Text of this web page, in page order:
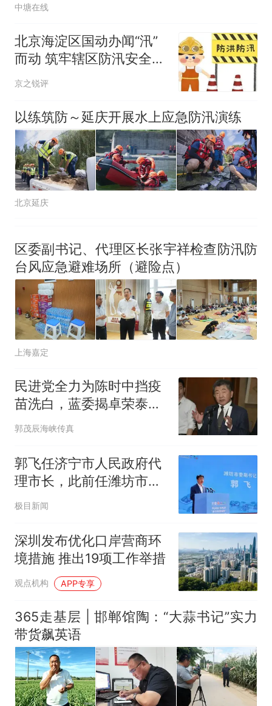
中塘在线
北京海淀区国动办闻“汛”
而动 筑牢辖区防汛安全防
线
京之锐评
以练筑防～延庆开展水上应急防汛演练
北京延庆
区委副书记、代理区长张宇祥检查防汛防
台风应急避难场所（避险点）
上海嘉定
民进党全力为陈时中挡疫
苗洗白，蓝委揭卓荣泰即
将被下台？
郭茂辰海峡传真
郭飞任济宁市人民政府代
理市长，此前任潍坊市委
副书记
极目新闻
深圳发布优化口岸营商环
境措施 推出19项工作举措
观点机构 APP专享
365走基层 | 邯郸馆陶：“大蒜书记”实力
带货飙英语